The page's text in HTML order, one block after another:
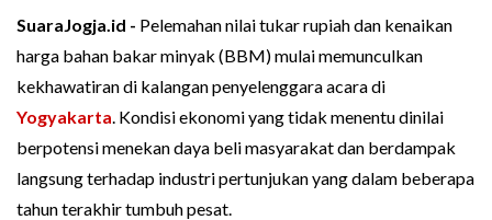
SuaraJogja.id - Pelemahan nilai tukar rupiah dan kenaikan
harga bahan bakar minyak (BBM) mulai memunculkan
kekhawatiran di kalangan penyelenggara acara di
Yogyakarta. Kondisi ekonomi yang tidak menentu dinilai
berpotensi menekan daya beli masyarakat dan berdampak
langsung terhadap industri pertunjukan yang dalam beberapa
tahun terakhir tumbuh pesat.